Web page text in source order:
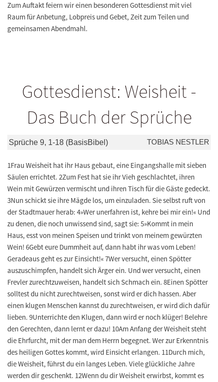
Zum Auftakt feiern wir einen besonderen Gottesdienst mit viel
Raum für Anbetung, Lobpreis und Gebet, Zeit zum Teilen und
gemeinsamen Abendmahl.
Gottesdienst: Weisheit -
Das Buch der Sprüche
Sprüche 9, 1-18 (BasisBibel) TOBIAS NESTLER
1Frau Weisheit hat ihr Haus gebaut, eine Eingangshalle mit sieben
Säulen errichtet. 2Zum Fest hat sie ihr Vieh geschlachtet, ihren
Wein mit Gewürzen vermischt und ihren Tisch für die Gäste gedeckt.
3Nun schickt sie ihre Mägde los, um einzuladen. Sie selbst ruft von
der Stadtmauer herab: 4»Wer unerfahren ist, kehre bei mir ein!« Und
zu denen, die noch unwissend sind, sagt sie: 5»Kommt in mein
Haus, esst von meinen Speisen und trinkt von meinem gewürzten
Wein! 6Gebt eure Dummheit auf, dann habt ihr was vom Leben!
Geradeaus geht es zur Einsicht!« 7Wer versucht, einen Spötter
auszuschimpfen, handelt sich Ärger ein. Und wer versucht, einen
Frevler zurechtzuweisen, handelt sich Schmach ein. 8Einen Spötter
solltest du nicht zurechtweisen, sonst wird er dich hassen. Aber
einen klugen Menschen kannst du zurechtweisen, er wird dich dafür
lieben. 9Unterrichte den Klugen, dann wird er noch klüger! Belehre
den Gerechten, dann lernt er dazu! 10Am Anfang der Weisheit steht
die Ehrfurcht, mit der man dem Herrn begegnet. Wer zur Erkenntnis
des heiligen Gottes kommt, wird Einsicht erlangen. 11Durch mich,
die Weisheit, führst du ein langes Leben. Viele glückliche Jahre
werden dir geschenkt. 12Wenn du dir Weisheit erwirbst, kommt es